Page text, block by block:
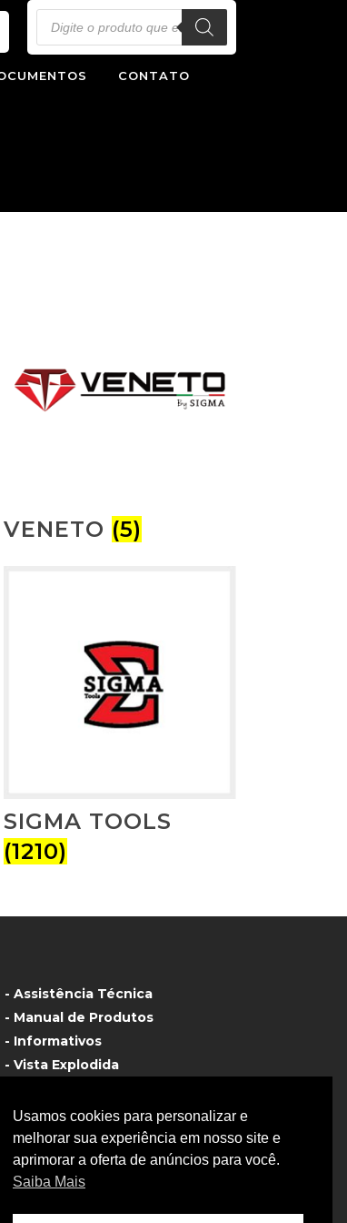
Pesquisar
produtos
CONTATO
VENETO (5)
SIGMA TOOLS
(1210)
- Assistência Técnica
- Manual de Produtos
- Informativos
- Vista Explodida
Usamos cookies para personalizar e
melhorar sua experiência em nosso site e
aprimorar a oferta de anúncios para você.
Saiba Mais